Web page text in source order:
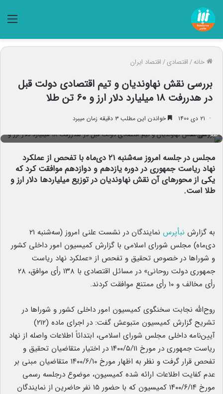
خانه/اقتصادی/اقتصاد ایران
بررسی نقش نهاوندیان و تیم اقتصادی دولت قبل
در هدررفت ۱۸ میلیارد دلار ارز و ۶۰ تن طلا
۲۱ دی ۱۴۰۰ خواندن این مطلب ۳ دقیقه زمان میبرد
طلا
مجلس در جلسه امروز سه‌شنبه ۲۱ دی‌ماه با تفحص از عملکرد
نهاد ریاست جمهوری در دوره یازدهم و دوازدهم موافقت کرد که
یکی از محورهای آن نقش نهاوندیان در توزیع میلیاردها دلار ارز و
طلا است.
به گزارش نبأپرس
نمایندگان در نشست علنی امروز (سه‌شنبه ۲۱
دی‌ماه) مجلس شورای اسلامی با گزارش کمیسیون امور داخلی کشور
و شوراها در خصوص تحقیق و تفحص از «عملکرد نهاد ریاست
جمهوری دولت روحانی» در مسائل اقتصادی با ۱۳۸ رأی موافق، ۲۸
رأی مخالف و ۱۰ رأی ممتنع موافقت کردند.
روح‌الله نجابت سخنگوی کمیسیون امور داخلی کشور و شوراها در
تشریح گزارش کمیسیون متبوعش گفت: در اجرای ماده (۲۱۲)
آیین‌نامه داخلی مجلس شورای اسلامی، ابتدائاً اطلاعات واصله از نهاد
ریاست جمهوری در مورخ ۱۴۰۰/۵/۱۱ در اختیار متقاضیان تحقیق و
تفحص قرار گرفت و نظر به اظهار مورخ ۱۴۰۰/۶/۱۰ متقاضیان مبنی بر
عدم کفایت اطلاعات ارائه شده کمیسیون، موضوع درجلسه رسمی
مورخ ۱۴۰۰/۶/۱۴ کمیسیون که با حضور ۱۵ نفر حاضرین از نمایندگان